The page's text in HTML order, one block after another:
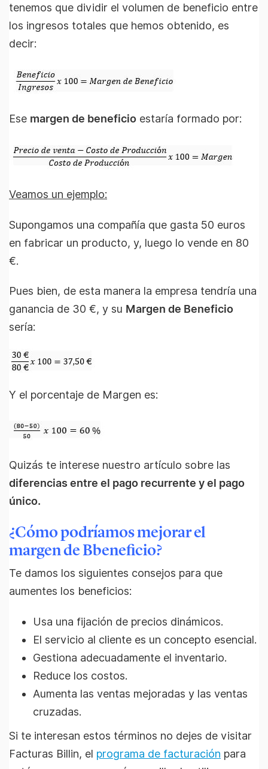
tenemos que dividir el volumen de beneficio entre
los ingresos totales que hemos obtenido, es
decir:
Ese margen de beneficio estaría formado por:
Veamos un ejemplo:
Supongamos una compañía que gasta 50 euros
en fabricar un producto, y, luego lo vende en 80
€.
Pues bien, de esta manera la empresa tendría una
ganancia de 30 €, y su Margen de Beneficio
sería:
Y el porcentaje de Margen es:
Quizás te interese nuestro artículo sobre las
diferencias entre el pago recurrente y el pago
único.
¿Cómo podríamos mejorar el
margen de Bbeneficio?
Te damos los siguientes consejos para que
aumentes los beneficios:
Usa una fijación de precios dinámicos.
El servicio al cliente es un concepto esencial.
Gestiona adecuadamente el inventario.
Reduce los costos.
Aumenta las ventas mejoradas y las ventas
cruzadas.
Si te interesan estos términos no dejes de visitar
Facturas Billin, el programa de facturación para